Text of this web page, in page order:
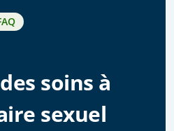
soins à
sexuel